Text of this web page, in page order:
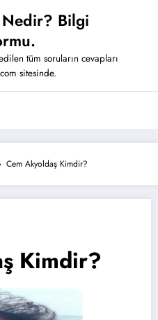
Bilgi
tüm soruların cevapları
sitesinde.
Cem Akyoldaş Kimdir?
Kimdir?